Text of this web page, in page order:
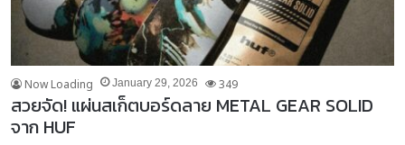
Now Loading January 29, 2026 349
สวยจัด! แผ่นสเก็ตบอร์ดลาย METAL GEAR SOLID
จาก HUF